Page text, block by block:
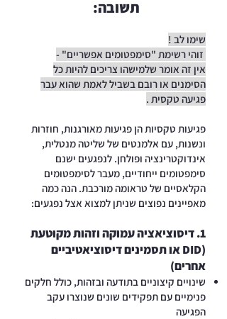
תשובה:
שימו לב !
זוהי רשימת "סימפטומים אפשריים" -
אין זה אומר שלמישהו צריכים להיות כל
הסימנים או רובם בשביל לאמת שהוא עבר
פגיעה טקסית .
פגיעות טקסיות הן פגיעות מאורגנות, חוזרות
ונשנות, עם אלמנטים של שליטה מנטלית,
אינדוקטרינציה ופולחן. לנפגעים ישנם
סימפטומים ייחודיים, מעבר לסימפטומים
הקלאסיים של טראומה מורכבת. הנה כמה
מאפיינים נפוצים שניתן למצוא אצל נפגעים:
1. דיסוציאציה עמוקה וזהות מקוטעת
(DID או תסמינים דיסוציאטיביים
אחרים)
שינויים קיצוניים בתודעה ובזהות, כולל חלקים
פנימיים עם תפקידים שונים שנוצרו עקב
הפגיעה